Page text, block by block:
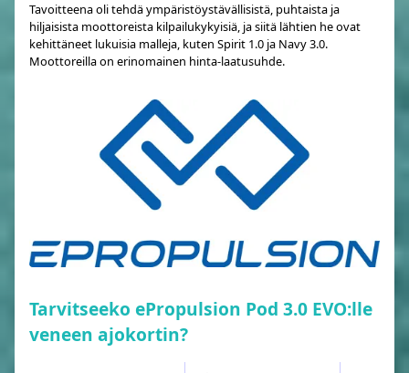
Tavoitteena oli tehdä ympäristöystävällisistä, puhtaista ja
hiljaisista moottoreista kilpailukykyisiä, ja siitä lähtien he ovat
kehittäneet lukuisia malleja, kuten Spirit 1.0 ja Navy 3.0.
Moottoreilla on erinomainen hinta-laatusuhde.
Tarvitseeko ePropulsion Pod 3.0 EVO:lle
veneen ajokortin?